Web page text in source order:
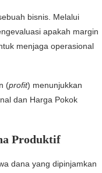
bisnis. Melalui
apakah margin
menjaga operasional
(profit) menunjukkan
dan Harga Pokok
Produktif
dana yang dipinjamkan